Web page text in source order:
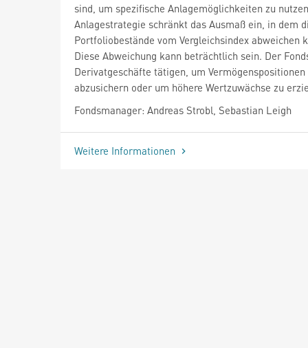
sind, um spezifische Anlagemöglichkeiten zu
Anlagestrategie schränkt das Ausmaß ein, in dem
Portfoliobestände vom Vergleichsindex abweichen
Diese Abweichung kann beträchtlich sein. Der
Derivatgeschäfte tätigen, um Vermögenspositionen
abzusichern oder um höhere Wertzuwächse zu
Fondsmanager: Andreas Strobl, Sebastian Leigh
Weitere Informationen